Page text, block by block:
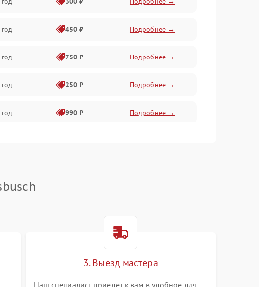
год 450 ₽ Подробнее →
год 750 ₽ Подробнее →
год 250 ₽ Подробнее →
год 990 ₽ Подробнее →
3. Выезд мастера
Наш специалист приедет к вам в удобное для